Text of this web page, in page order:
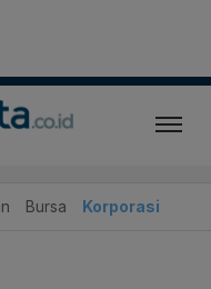
Bursa Korporasi